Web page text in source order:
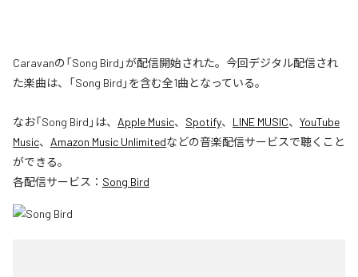
Caravanの「Song Bird」が配信開始された。今回デジタル配信され
た楽曲は、「Song Bird」を含む全1曲となっている。
なお「Song Bird 」は、 Apple Music、 Spotify、 LINE MUSIC、 YouTube
Music、 Amazon Music Unlimitedなどの音楽配信サービスで聴くこと
ができる。
各配信サービス： Song Bird